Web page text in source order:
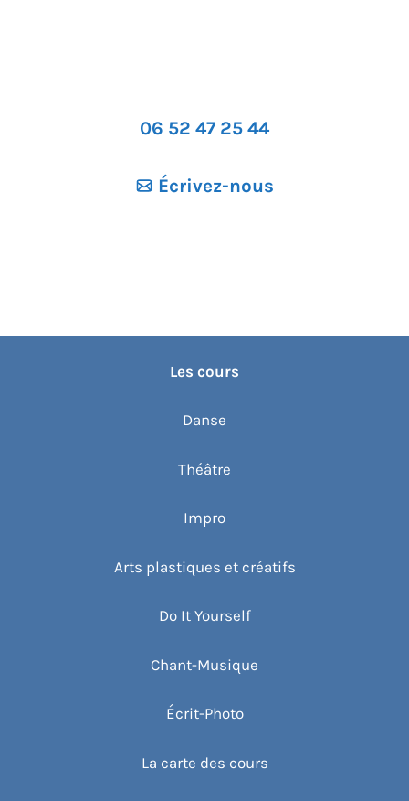
06 52 47 25 44
Écrivez-nous
Les cours
Danse
Théâtre
Impro
Arts plastiques et créatifs
Do It Yourself
Chant-Musique
Écrit-Photo
La carte des cours